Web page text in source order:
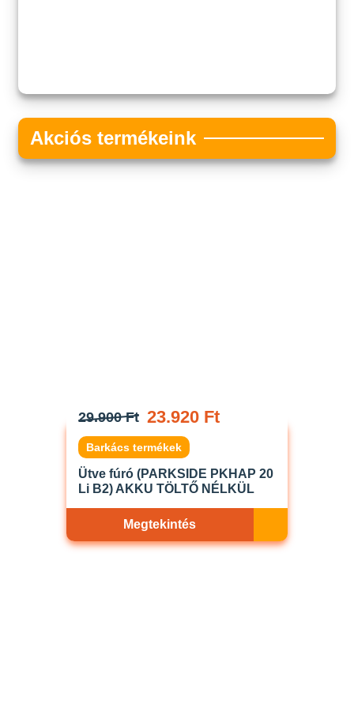
Akciós termékeink
29.900 Ft 23.920 Ft
Barkács termékek
Ütve fúró (PARKSIDE PKHAP 20
Li B2) AKKU TÖLTŐ NÉLKÜL
Megtekintés